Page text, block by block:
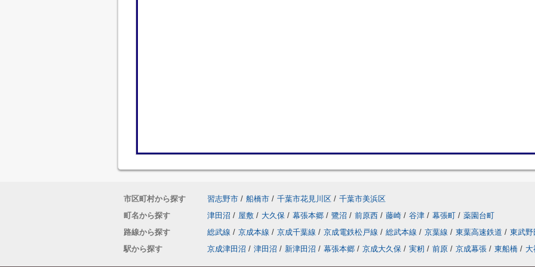
市区町村から探す 習志野市 / 船橋市 / 千葉市花見川区 / 千葉市美浜区
町名から探す
津田沼 / 屋敷 / 大久保 / 幕張本郷 / 鷺沼 / 前原西 / 藤崎 / 谷津 / 幕張町 / 薬園台町
路線から探す
総武線 / 京成本線 / 京成千葉線 / 京成電鉄松戸線 / 総武本線 / 京葉線 / 東葉高速鉄道 / 東武野
駅から探す
京成津田沼 / 津田沼 / 新津田沼 / 幕張本郷 / 京成大久保 / 実籾 / 前原 / 京成幕張 / 東船橋 /